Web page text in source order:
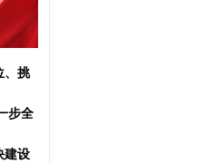
、挑
步全
建设